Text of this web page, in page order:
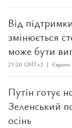
Від
змінюється
може бути
21:20 GMT+3 | Європа
Путін готує
Зеленський
осінь